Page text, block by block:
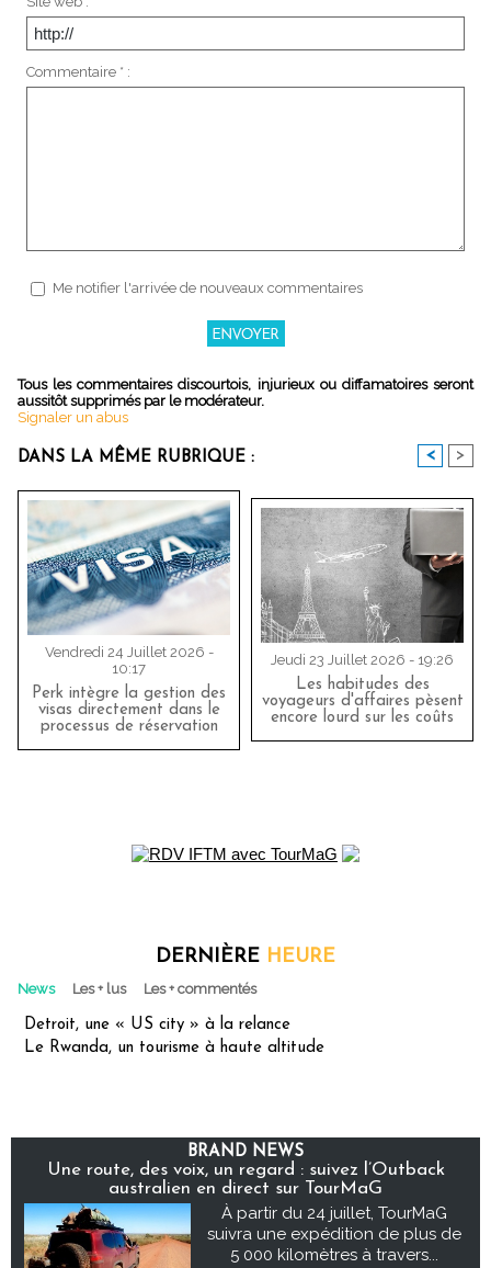
Commentaire * :
Me notifier l'arrivée de nouveaux commentaires
Tous les commentaires discourtois, injurieux ou diffamatoires seront
aussitôt supprimés par le modérateur.
Signaler un abus
DANS LA MÊME RUBRIQUE : < >
Vendredi 24 Juillet 2026 -
10:17
Perk intègre la gestion des
visas directement dans le
processus de réservation
Jeudi 23 Juillet 2026 - 19:26
Les habitudes des
voyageurs d'affaires pèsent
encore lourd sur les coûts
DERNIÈRE HEURE
News Les + lus Les + commentés
Detroit, une « US city » à la relance
Le Rwanda, un tourisme à haute altitude
BRAND NEWS
Une route, des voix, un regard : suivez l’Outback
australien en direct sur TourMaG
À partir du 24 juillet, TourMaG
suivra une expédition de plus de
5 000 kilomètres à travers...